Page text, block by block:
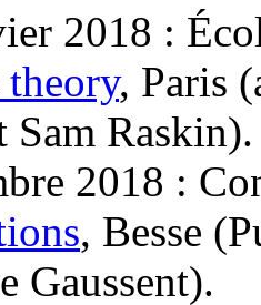
2018 :
, Paris
Sam Raskin).
2018 :
, Besse
Gaussent).